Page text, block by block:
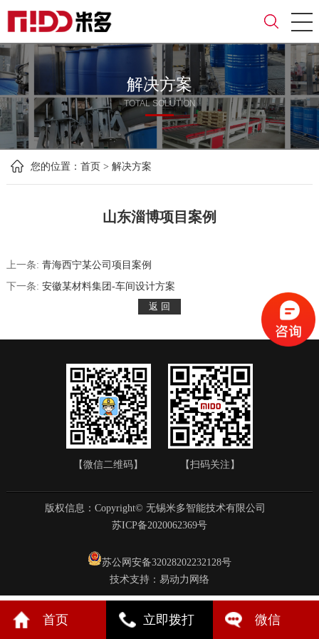
解决方案
TOTAL SOLUTION
您的位置： 首页 > 解决方案
山东淄博项目案例
上一条: 青海西宁某公司项目案例
下一条: 安徽某材料集团-车间设计方案
【微信二维码】 【扫码关注】
版权信息：Copyright© 无锡米多智能技术有限公司
苏ICP备2020062369号
苏公网安备32028202232128号
技术支持： 易动力网络
首页 立即拨打 微信